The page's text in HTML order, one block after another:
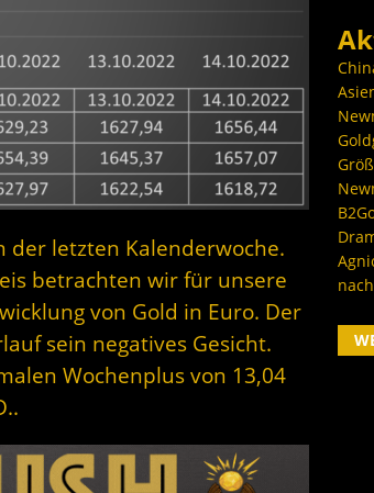
der letzten Kalenderwoche.
betrachten wir für unsere
von Gold in Euro. Der
sein negatives Gesicht.
Wochenplus von 13,04